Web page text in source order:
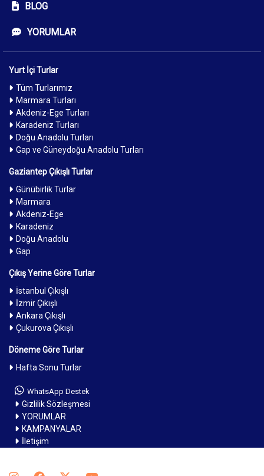
BLOG
YORUMLAR
Yurt İçi Turlar
Tüm Turlarımız
Marmara Turları
Akdeniz-Ege Turları
Karadeniz Turları
Doğu Anadolu Turları
Gap ve Güneydoğu Anadolu Turları
Gaziantep Çıkışlı Turlar
Günübirlik Turlar
Marmara
Akdeniz-Ege
Karadeniz
Doğu Anadolu
Gap
Çıkış Yerine Göre Turlar
İstanbul Çıkışlı
İzmir Çıkışlı
Ankara Çıkışlı
Çukurova Çıkışlı
Döneme Göre Turlar
Hafta Sonu Turlar
WhatsApp Destek
Gizlilik Sözleşmesi
YORUMLAR
KAMPANYALAR
İletişim